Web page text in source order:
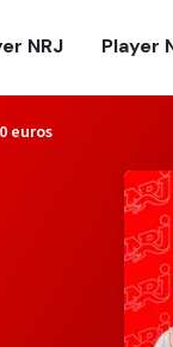
NRJ Player
euros